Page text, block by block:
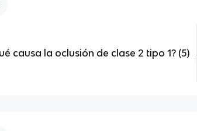
causa la oclusión de clase 2 tipo 1? (5)